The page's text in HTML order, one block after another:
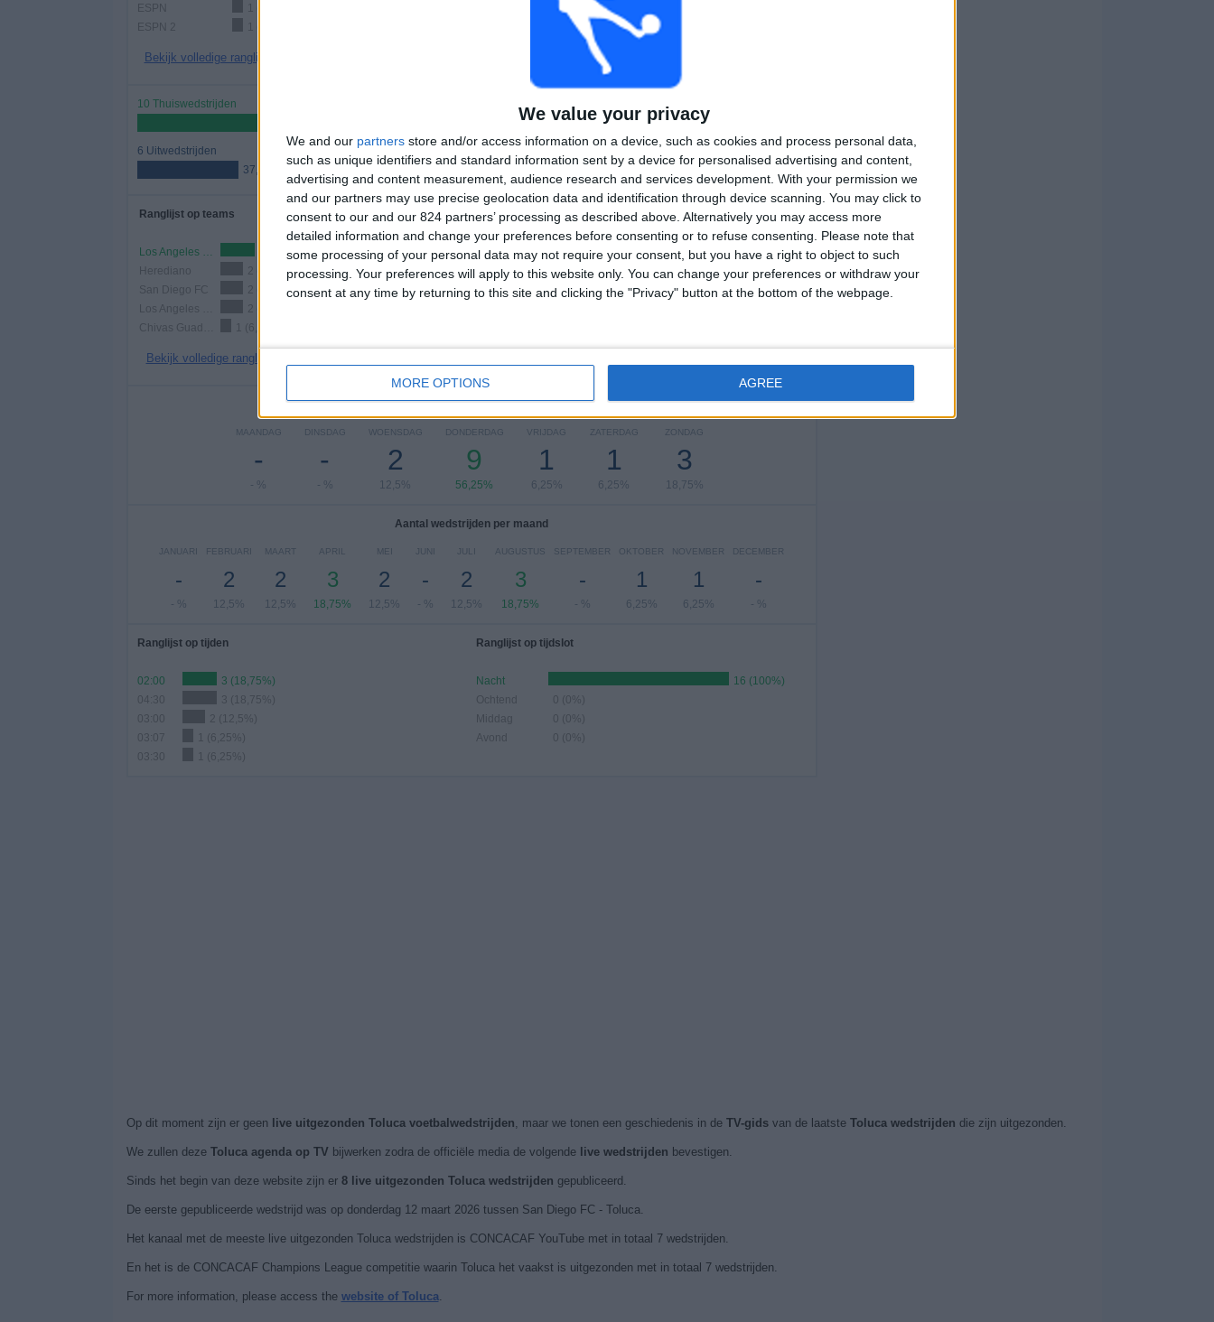
We value your privacy
We and our partners store and/or access information on a device, such as cookies and process personal data,
such as unique identifiers and standard information sent by a device for personalised advertising and content,
advertising and content measurement, audience research and services development. With your permission we
and our partners may use precise geolocation data and identification through device scanning. You may click to
consent to our and our 824 partners’ processing as described above. Alternatively you may access more
detailed information and change your preferences before consenting or to refuse consenting.
Please note that
some processing of your personal data may not require your consent, but you have a right to object to such
processing. Your preferences will apply to this website only. You can change your preferences or withdraw your
consent at any time by returning to this site and clicking the "Privacy" button at the bottom of the webpage.
MORE OPTIONS AGREE
ESPN
ESPN 2
Bekijk volledige ranglijst
10 Thuiswedstrijden
6 Uitwedstrijden
37,5%
11
Tegenstanders
MAXIMAAL
3
VS Los Angeles
Galaxy
TOTAAL
4
COMPETITIES
Ranglijst op teams
Los Angeles Galaxy
3 (18,75%)
Herediano
2 (12,5%)
San Diego FC
2 (12,5%)
2 (12,5%)
1 (6,25%)
Bekijk volledige ranglijst
Ranglijst op competities
CONCACAF Champions League
9 (56,25%)
Leagues Cup
4 (25%)
Liga MX
2 (12,5%)
Aantal wedstrijden per dag van de week
MAANDAG
-
- %
DINSDAG
-
- %
WOENSDAG
2
12,5%
DONDERDAG
9
56,25%
VRIJDAG
1
6,25%
ZATERDAG
1
6,25%
ZONDAG
3
18,75%
Aantal wedstrijden per maand
JANUARI
-
- %
FEBRUARI
2
12,5%
MAART
2
12,5%
APRIL
3
18,75%
MEI
2
12,5%
JUNI
-
- %
JULI
2
12,5%
AUGUSTUS
3
18,75%
SEPTEMBER
-
- %
OKTOBER
1
6,25%
NOVEMBER
1
6,25%
DECEMBER
-
- %
Ranglijst op tijden
02:00
3 (18,75%)
04:30
3 (18,75%)
03:00
2 (12,5%)
03:07
1 (6,25%)
03:30
1 (6,25%)
Ranglijst op tijdslot
Nacht
16 (100%)
Ochtend
0 (0%)
Middag
0 (0%)
Avond
0 (0%)
Op dit moment zijn er geen live uitgezonden Toluca voetbalwedstrijden, maar we tonen een geschiedenis in de TV-gidsvan de laatste Toluca wedstrijden die zijn uitgezonden.
We zullen deze Toluca agenda op TV bijwerken zodra de officiële media de volgende live wedstrijden bevestigen.
Sinds het begin van deze website zijn er 8 live uitgezonden Toluca wedstrijden gepubliceerd.
De eerste gepubliceerde wedstrijd was op donderdag 12 maart 2026 tussen San Diego FC - Toluca.
Het kanaal met de meeste live uitgezonden Toluca wedstrijden is CONCACAF YouTube met in totaal 7 wedstrijden.
En het is de CONCACAF Champions League competitie waarin Toluca het vaakst is uitgezonden met in totaal 7 wedstrijden.
For more information, please access the website of Toluca.